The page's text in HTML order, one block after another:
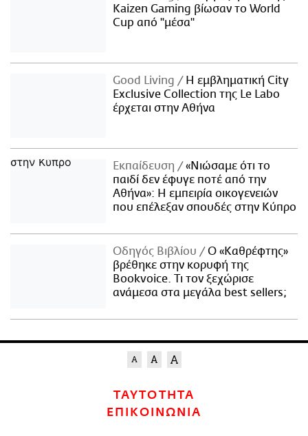
Kaizen Gaming βίωσαν το World
Cup από "μέσα"
Good Living
Η εμβληματική City
Exclusive Collection της Le Labo
έρχεται στην Αθήνα
Εκπαίδευση
«Νιώσαμε ότι το
παιδί δεν έφυγε ποτέ από την
Αθήνα»: Η εμπειρία οικογενειών
που επέλεξαν σπουδές στην Κύπρο
Οδηγός Βιβλίου
Ο «Καθρέφτης»
βρέθηκε στην κορυφή της
Bookvoice. Τι τον ξεχώρισε
ανάμεσα στα μεγάλα best sellers;
ΤΑΥΤΟΤΗΤΑ
ΕΠΙΚΟΙΝΩΝΙΑ